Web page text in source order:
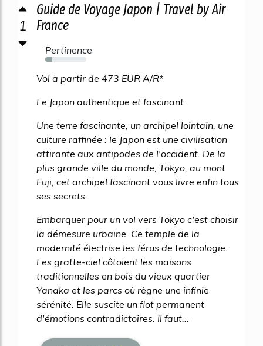
1
Guide de Voyage Japon | Travel by Air
France
Pertinence
17%
Vol à partir de 473 EUR A/R*
Le Japon authentique et fascinant
Une terre fascinante, un archipel lointain, une
culture raffinée : le Japon est une civilisation
attirante aux antipodes de l'occident. De la
plus grande ville du monde, Tokyo, au mont
Fuji, cet archipel fascinant vous livre enfin tous
ses secrets.
Embarquer pour un vol vers Tokyo c'est choisir
la démesure urbaine. Ce temple de la
modernité électrise les férus de technologie.
Les gratte-ciel côtoient les maisons
traditionnelles en bois du vieux quartier
Yanaka et les parcs où règne une infinie
sérénité. Elle suscite un flot permanent
d'émotions contradictoires. Il faut...